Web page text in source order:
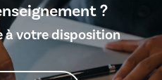
?
à votre disposition